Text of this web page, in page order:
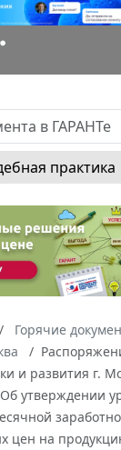
практика
Горячие
и развития г.
утверждении
цен на